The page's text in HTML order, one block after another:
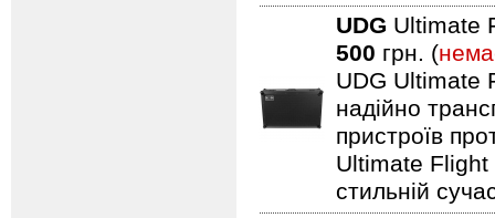
UDG Ultimate
500 грн. (
UDG Ultimate
надійно
пристроїв
Ultimate Flight
стильній